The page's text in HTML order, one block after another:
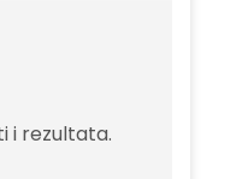
i rezultata.